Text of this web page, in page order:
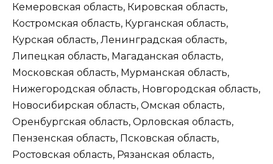
Кемеровская область, Кировская область,
Костромская область, Курганская область,
Курская область, Ленинградская область,
Липецкая область, Магаданская область,
Московская область, Мурманская область,
Нижегородская область, Новгородская область,
Новосибирская область, Омская область,
Оренбургская область, Орловская область,
Пензенская область, Псковская область,
Ростовская область, Рязанская область,